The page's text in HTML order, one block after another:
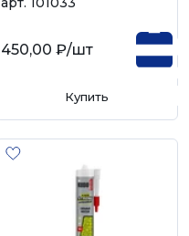
450,00 ₽/шт
Купить